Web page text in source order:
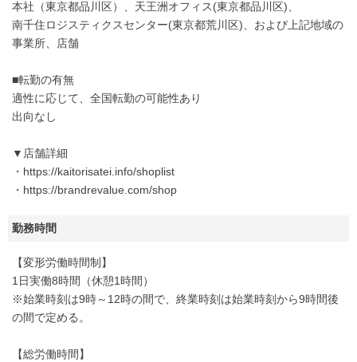
本社（東京都品川区）、天王洲オフィス(東京都品川区)、
南千住ロジスティクスセンター(東京都荒川区)、および上記地域の
事業所、店舗
■転勤の有無
適性に応じて、全国転勤の可能性あり
出向なし
▼店舗詳細
・https://kaitorisatei.info/shoplist
・https://brandrevalue.com/shop
勤務時間
【変形労働時間制】
1日実働8時間（休憩1時間）
※始業時刻は9時～12時の間で、終業時刻は始業時刻から9時間後
の間で定める。
【総労働時間】